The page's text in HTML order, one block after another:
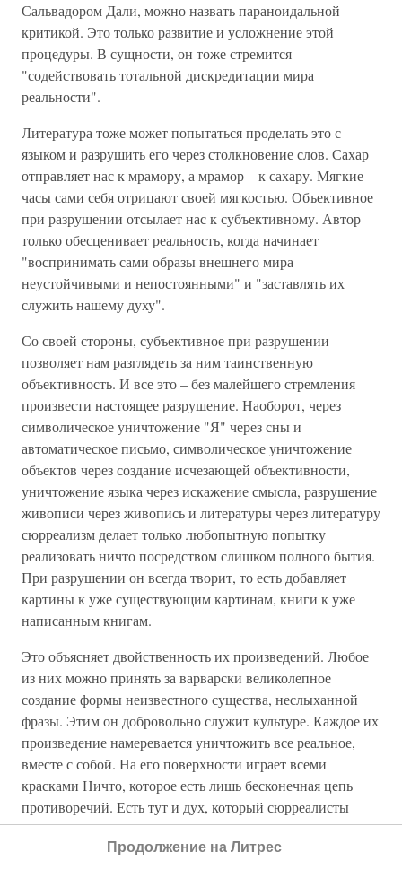
Сальвадором Дали, можно назвать параноидальной
критикой. Это только развитие и усложнение этой
процедуры. В сущности, он тоже стремится
"содействовать тотальной дискредитации мира
реальности".
Литература тоже может попытаться проделать это с
языком и разрушить его через столкновение слов. Сахар
отправляет нас к мрамору, а мрамор – к сахару. Мягкие
часы сами себя отрицают своей мягкостью. Объективное
при разрушении отсылает нас к субъективному. Автор
только обесценивает реальность, когда начинает
"воспринимать сами образы внешнего мира
неустойчивыми и непостоянными" и "заставлять их
служить нашему духу".
Со своей стороны, субъективное при разрушении
позволяет нам разглядеть за ним таинственную
объективность. И все это – без малейшего стремления
произвести настоящее разрушение. Наоборот, через
символическое уничтожение "Я" через сны и
автоматическое письмо, символическое уничтожение
объектов через создание исчезающей объективности,
уничтожение языка через искажение смысла, разрушение
живописи через живопись и литературы через литературу
сюрреализм делает только любопытную попытку
реализовать ничто посредством слишком полного бытия.
При разрушении он всегда творит, то есть добавляет
картины к уже существующим картинам, книги к уже
написанным книгам.
Это объясняет двойственность их произведений. Любое
из них можно принять за варварски великолепное
создание формы неизвестного существа, неслыханной
фразы. Этим он добровольно служит культуре. Каждое их
произведение намеревается уничтожить все реальное,
вместе с собой. На его поверхности играет всеми
красками Ничто, которое есть лишь бесконечная цепь
противоречий. Есть тут и дух, который сюрреалисты
стремятся поймать среди руин субъективности. Его
можно увидеть только среди нагромождения
Продолжение на Литрес